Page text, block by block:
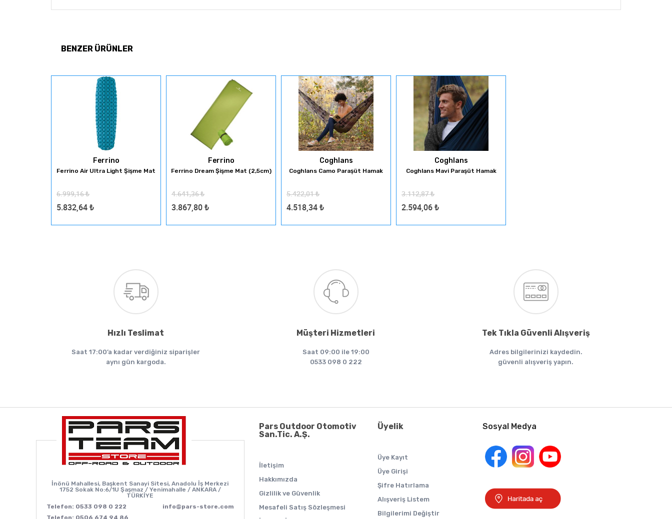
BENZER ÜRÜNLER
Ferrino
Ferrino Air Ultra Light Şişme Mat
6.999,16₺
5.832,64 ₺
Ferrino
Ferrino Dream Şişme Mat (2,5cm)
4.641,36₺
3.867,80 ₺
Coghlans
Coghlans Camo Paraşüt Hamak
5.422,01₺
4.518,34 ₺
Coghlans
Coghlans Mavi Paraşüt Hamak
3.112,87₺
2.594,06 ₺
Hızlı Teslimat
Saat 17:00’a kadar verdiğiniz siparişler
aynı gün kargoda.
Müşteri Hizmetleri
Saat 09:00 ile 19:00
0533 098 0 222
Tek Tıkla Güvenli Alışveriş
Adres bilgilerinizi kaydedin.
güvenli alışveriş yapın.
İnönü Mahallesi, Başkent Sanayi Sitesi, Anadolu İş Merkezi
1752 Sokak No:6/1U Şaşmaz / Yenimahalle / ANKARA /
TÜRKİYE
Telefon: 0533 098 0 222
info@pars-store.com
Telefon: 0506 674 94 86
Pars Outdoor Otomotiv
San.Tic. A.Ş.
İletişim
Hakkımızda
Gizlilik ve Güvenlik
Mesafeli Satış Sözleşmesi
Üyelik
Üye Kayıt
Üye Girişi
Şifre Hatırlama
Alışveriş Listem
Bilgilerimi Değiştir
Sosyal Medya